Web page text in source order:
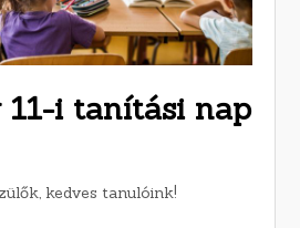
11-i tanítási nap
kedves tanulóink!